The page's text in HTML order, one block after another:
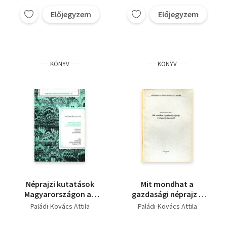
Előjegyzem Előjegyzem
KÖNYV
Néprajzi kutatások
Magyarországon az
1970-80-as években
Paládi-Kovács Attila
KÖNYV
Mit mondhat a
gazdasági néprajz a
közgazdaságtannak?
Paládi-Kovács Attila